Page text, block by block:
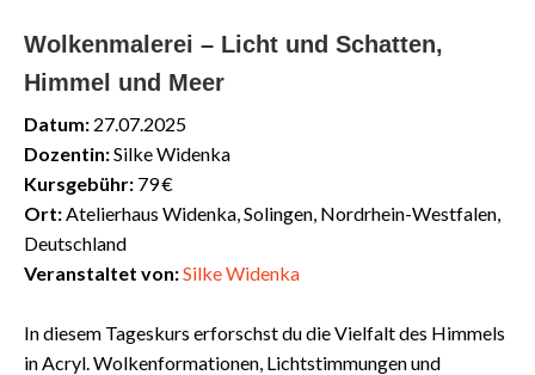
Wolkenmalerei – Licht und Schatten,
Himmel und Meer
Datum: 27.07.2025
Dozentin:Silke Widenka
Kursgebühr: 79 €
Ort:Atelierhaus Widenka, Solingen, Nordrhein-Westfalen,
Deutschland
Veranstaltet von:Silke Widenka
In diesem Tageskurs erforschst du die Vielfalt des Himmels
in Acryl. Wolkenformationen, Lichtstimmungen und